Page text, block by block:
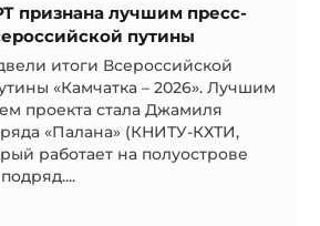
признана лучшим пресс-
путины
итоги Всероссийской
«Камчатка – 2026». Лучшим
проекта стала Джамиля
«Палана» (КНИТУ-КХТИ,
работает на полуострове